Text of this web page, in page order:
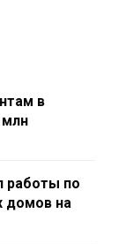
в
млн
работы по
домов на